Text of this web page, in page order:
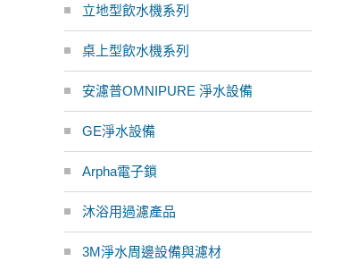
立地型飲水機系列
桌上型飲水機系列
安濾普OMNIPURE 淨水設備
GE淨水設備
Arpha電子鎖
沐浴用過濾產品
3M淨水周邊設備與濾材